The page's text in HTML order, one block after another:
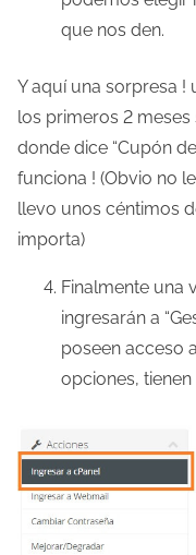
que nos den.
Y aquí una sorpresa
los primeros 2 meses
donde dice “Cupón
funciona ! (Obvio no
llevo unos céntimos
importa)
Finalmente una
ingresarán a
poseen acceso
opciones, tienen